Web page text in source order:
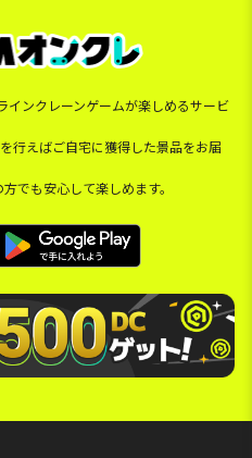
インクレーンゲームが楽しめるサービ
行えばご自宅に獲得した景品をお届
でも安心して楽しめます。